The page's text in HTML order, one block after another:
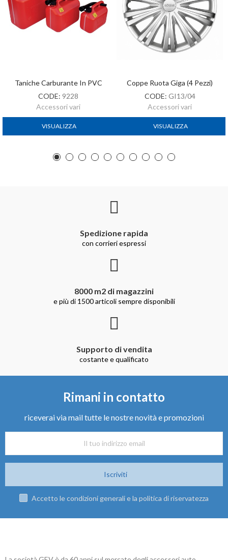
Taniche Carburante In PVC
CODE: 9228
Accessori vari
VISUALIZZA
Coppe Ruota Giga (4 Pezzi)
CODE: GI13/04
Accessori vari
VISUALIZZA
Spedizione rapida
con corrieri espressi
8000 m2 di magazzini
e più di 1500 articoli sempre disponibili
Supporto di vendita
costante e qualificato
Rimani in contatto
riceverai via mail tutte le nostre novità e promozioni
Iscriviti
Accetto le condizioni generali e la politica di riservatezza